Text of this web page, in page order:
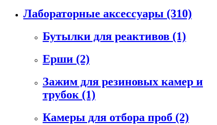
Лабораторные аксессуары (310)
Бутылки для реактивов (1)
Ерши (2)
Зажим для резиновых камер и
трубок (1)
Камеры для отбора проб (2)